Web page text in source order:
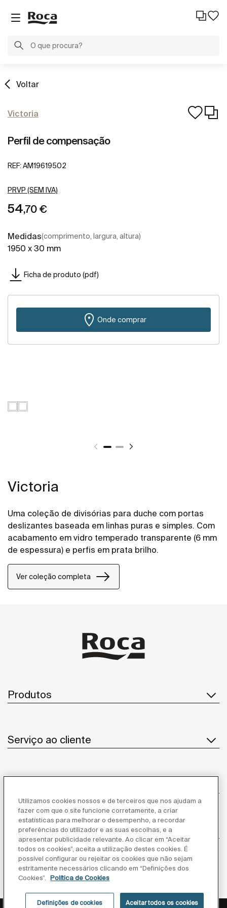
Voltar
Victoria
Perfil de compensação
REF: AM19619502
PRVP (SEM IVA)
54,70 €
Medidas(comprimento, largura, altura)
1950 x 30 mm
Ficha de produto (pdf)
Onde comprar
Victoria
Uma coleção de divisórias para duche com portas
deslizantes baseada em linhas puras e simples. Com
acabamento em vidro temperado transparente (6 mm
de espessura) e perfis em prata brilho.
Ver coleção completa
Produtos
Serviço ao cliente
Inspiração
Siga-nos
Utilizamos cookies nossos e de terceiros que nos ajudam a
fazer com que o site funcione corretamente, a criar
estatísticas para melhorar o desempenho, a recordar
preferências do utilizador e as suas escolhas, e a
apresentar publicidade relevante. Ao clicar em “Aceitar
todos os cookies”, aceita a utilização destes cookies. É
possível configurar ou rejeitar os cookies que não sejam
estritamente necessários clicando em “Definições dos
Cookies”.
Política de Cookies
Definições de cookies Aceitar todos os cookies